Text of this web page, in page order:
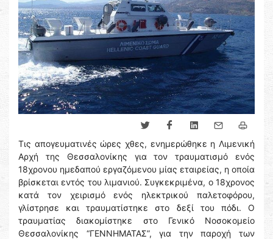
Τις απογευματινές ώρες χθες, ενημερώθηκε η Λιμενική
Αρχή της Θεσσαλονίκης για τον τραυματισμό ενός
18χρονου ημεδαπού εργαζόμενου μίας εταιρείας, η οποία
βρίσκεται εντός του λιμανιού. Συγκεκριμένα, ο 18χρονος
κατά τον χειρισμό ενός ηλεκτρικού παλετοφόρου,
γλίστρησε και τραυματίστηκε στο δεξί του πόδι. Ο
τραυματίας διακομίστηκε στο Γενικό Νοσοκομείο
Θεσσαλονίκης “ΓΕΝΝΗΜΑΤΑΣ”, για την παροχή των